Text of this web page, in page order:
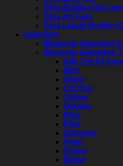
Diva Builder Gel
Diva Art Gels
Diva Liquid Builder
Gelpolish
Magnetic Gelpolish
Magnetic Gelpolish 7
Alle 7ml
Mint
Glass
Cat Eye
Yellow
Orange
Blue
Pink
Shimmer
Pearl
Pastel
Beige